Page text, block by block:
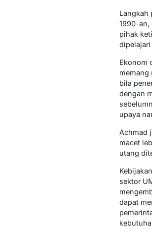
Langkah
1990-an,
pihak
Ekonom
memang
bila
dengan
upaya
Achmad
macet
utang
sektor
dapat